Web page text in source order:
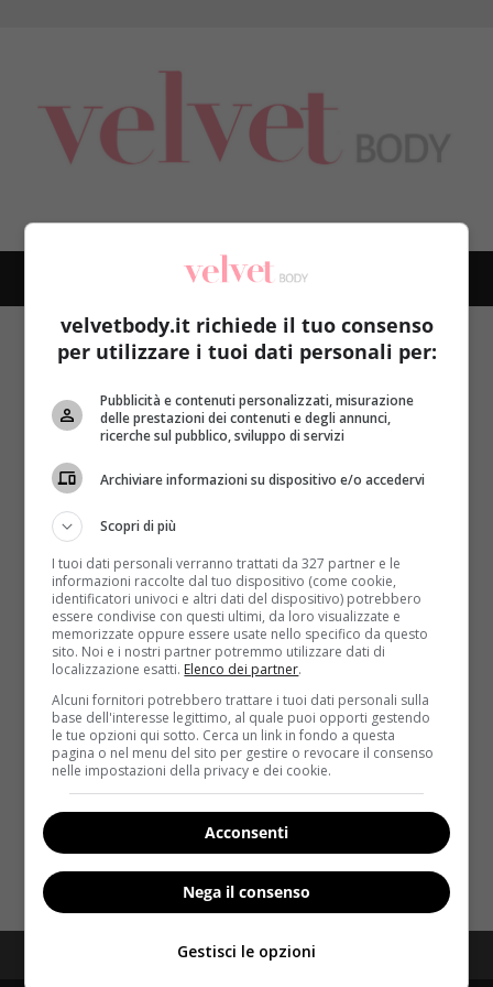
MENU
Home corinne clery
corinne clery
Interviste
Giorgio Ceci, personal trainer: “il GetBusy
meglio della chirurgia estetica”
Redazione 5 Marzo 2015
Ha alle spalle un passato da...
Read More
Disclaimer Privacy Policy
velvetbody.it richiede il tuo consenso
per utilizzare i tuoi dati personali per:
Pubblicità e contenuti personalizzati, misurazione
delle prestazioni dei contenuti e degli annunci,
ricerche sul pubblico, sviluppo di servizi
Archiviare informazioni su dispositivo e/o accedervi
Scopri di più
I tuoi dati personali verranno trattati da 327 partner e le
informazioni raccolte dal tuo dispositivo (come cookie,
identificatori univoci e altri dati del dispositivo) potrebbero
essere condivise con questi ultimi, da loro visualizzate e
memorizzate oppure essere usate nello specifico da questo
sito. Noi e i nostri partner potremmo utilizzare dati di
localizzazione esatti. Elenco dei partner.
Alcuni fornitori potrebbero trattare i tuoi dati personali sulla
base dell'interesse legittimo, al quale puoi opporti gestendo
le tue opzioni qui sotto. Cerca un link in fondo a questa
pagina o nel menu del sito per gestire o revocare il consenso
nelle impostazioni della privacy e dei cookie.
Acconsenti
Nega il consenso
Gestisci le opzioni